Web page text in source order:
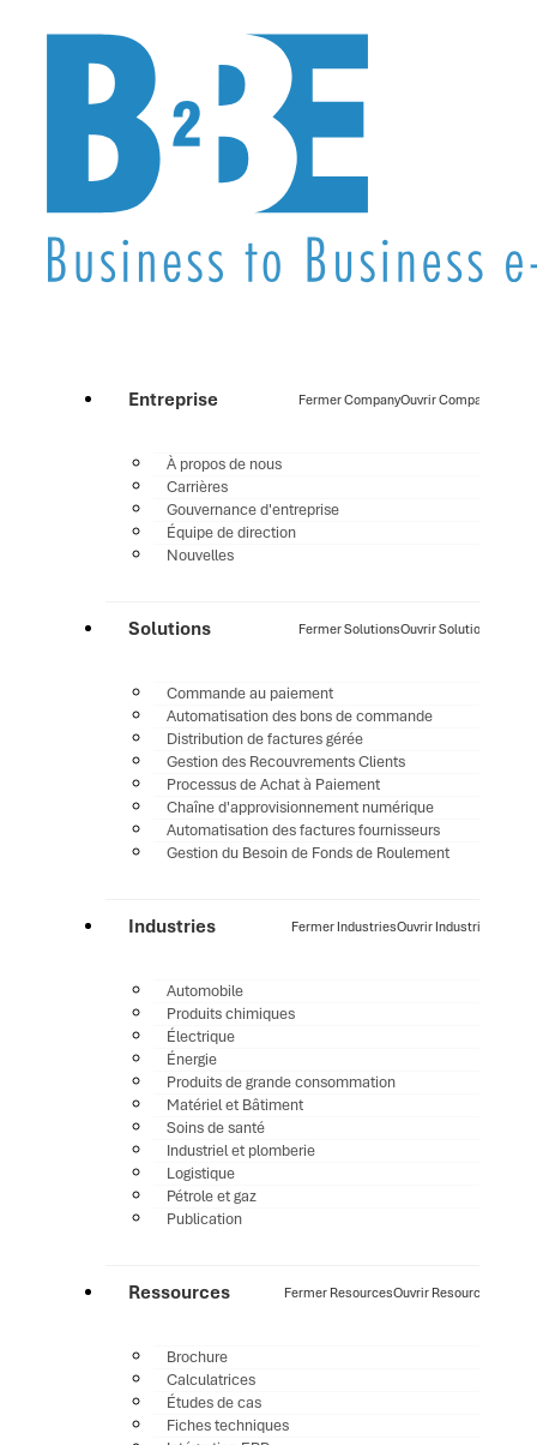
Entreprise Fermer CompanyOuvrir Company
À propos de nous
Carrières
Gouvernance d'entreprise
Équipe de direction
Nouvelles
Solutions Fermer SolutionsOuvrir Solutions
Commande au paiement
Automatisation des bons de commande
Distribution de factures gérée
Gestion des Recouvrements Clients
Processus de Achat à Paiement
Chaîne d'approvisionnement numérique
Automatisation des factures fournisseurs
Gestion du Besoin de Fonds de Roulement
Industries Fermer IndustriesOuvrir Industries
Automobile
Produits chimiques
Électrique
Énergie
Produits de grande consommation
Matériel et Bâtiment
Soins de santé
Industriel et plomberie
Logistique
Pétrole et gaz
Publication
Ressources Fermer ResourcesOuvrir Resources
Brochure
Calculatrices
Études de cas
Fiches techniques